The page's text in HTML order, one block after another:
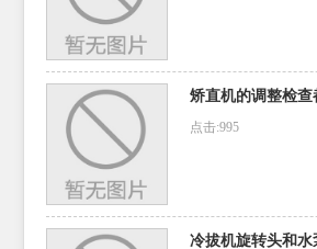
矫直机的调整检查
点击:995
冷拔机旋转头和